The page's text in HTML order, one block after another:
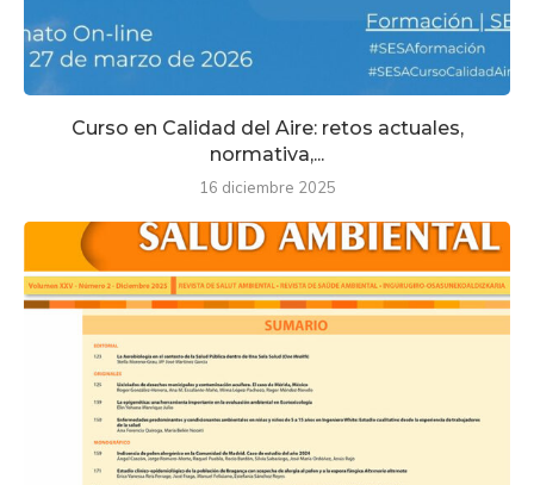
Curso en Calidad del Aire: retos actuales,
normativa,...
16 diciembre 2025